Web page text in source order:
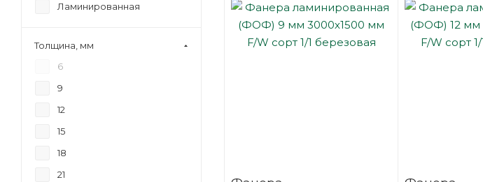
Ламинированная
Толщина, мм
6
9
12
15
18
21